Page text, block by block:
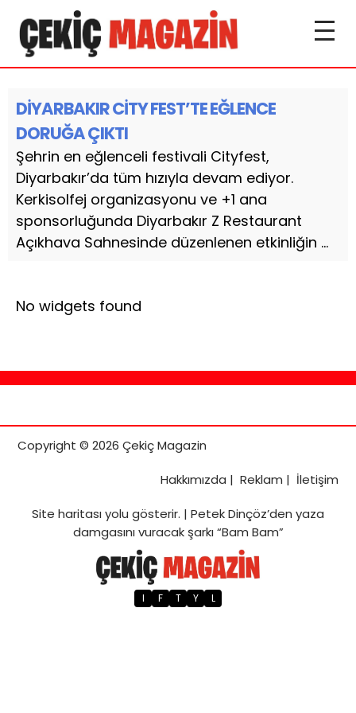
DİYARBAKIR CİTY FEST’TE EĞLENCE
DORUĞA ÇIKTI
Şehrin en eğlenceli festivali Cityfest,
Diyarbakır’da tüm hızıyla devam ediyor.
Kerkisolfej organizasyonu ve +1 ana
sponsorluğunda Diyarbakır Z Restaurant
Açıkhava Sahnesinde düzenlenen etkinliğin ...
No widgets found
Copyright © 2026 Çekiç Magazin
Hakkımızda | Reklam | İletişim
Site haritasıyolu gösterir. | Petek Dinçöz’den yaza
damgasını vuracak şarkı “Bam Bam”
I F T Y L